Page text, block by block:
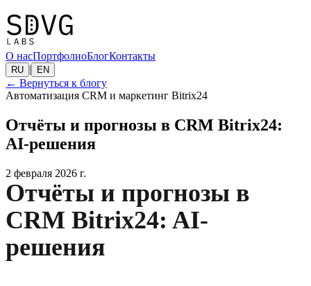
О насПортфолиоБлогКонтакты
RU | EN
← Вернуться к блогу
Автоматизация CRM и маркетинг Bitrix24
Отчёты и прогнозы в CRM Bitrix24:
AI-решения
2 февраля 2026 г.
Отчёты и прогнозы в
CRM Bitrix24: AI-
решения